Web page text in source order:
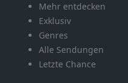
Mehr entdecken
Exklusiv
Genres
Alle Sendungen
Letzte Chance